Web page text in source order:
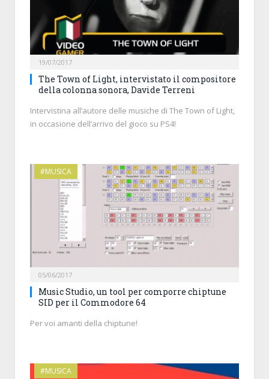
19/07/2017
The Town of Light, intervistato il compositore
della colonna sonora, Davide Terreni
Intervistina all’autore delle musiche di The Town of Light,
in occasione dell’arrivo del gioco su PS4!
#MUSICA
05/06/2017
Music Studio, un tool per comporre chiptune
SID per il Commodore 64
Per voi amanti della chiptune!
#MUSICA